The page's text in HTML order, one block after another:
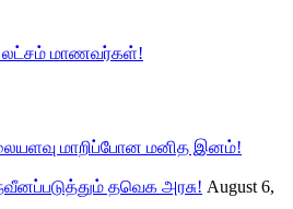
லட்சம் மாணவர்கள்!
மாறிப்போன மனித இனம்!
தவெக அரசு! August 6,